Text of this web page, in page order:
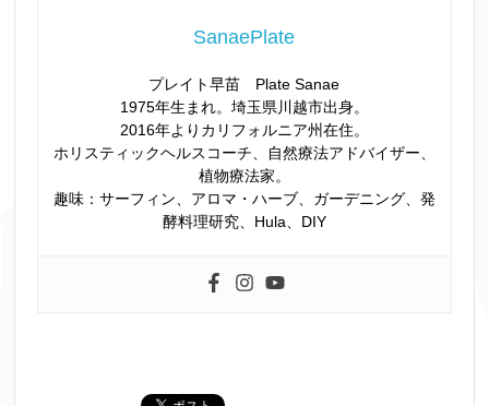
SanaePlate
プレイト早苗 Plate Sanae
1975年生まれ。埼玉県川越市出身。
2016年よりカリフォルニア州在住。
ホリスティックヘルスコーチ、自然療法アドバイザー、
植物療法家。
趣味：サーフィン、アロマ・ハーブ、ガーデニング、発
酵料理研究、Hula、DIY